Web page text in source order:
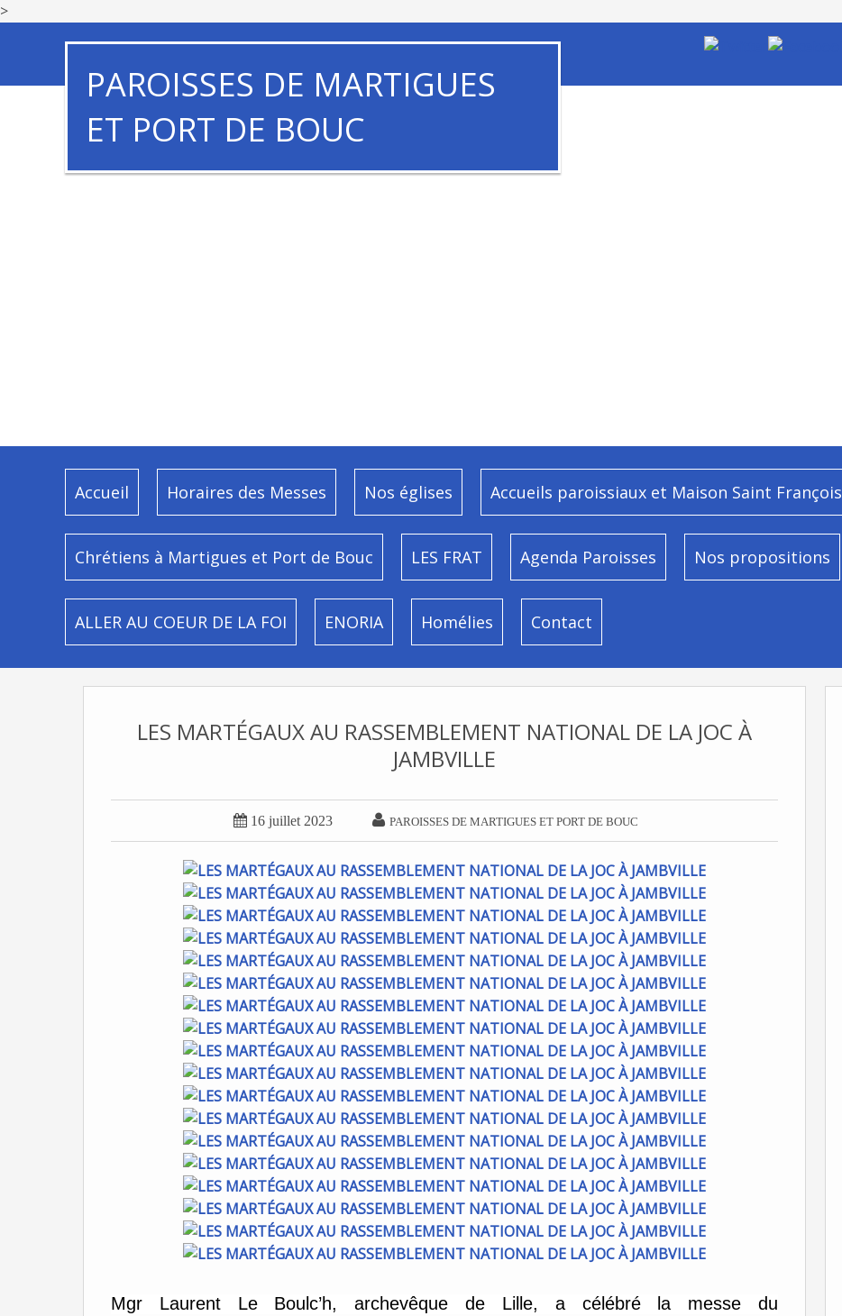
>
PAROISSES DE MARTIGUES
ET PORT DE BOUC
Accueil Horaires des Messes Nos églises Accueils paroissiaux et Maison Saint François
Chrétiens à Martigues et Port de Bouc LES FRAT Agenda Paroisses Nos propositions
ALLER AU COEUR DE LA FOI ENORIA Homélies Contact
LES MARTÉGAUX AU RASSEMBLEMENT NATIONAL DE LA JOC À
JAMBVILLE
 16 juillet 2023  PAROISSES DE MARTIGUES ET PORT DE BOUC
Mgr Laurent Le Boulc’h, archevêque de Lille, a célébré la messe du